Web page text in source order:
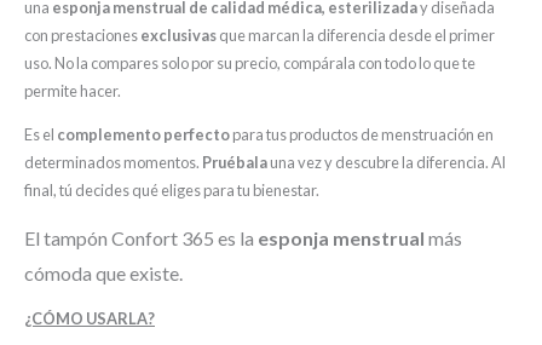
una esponja menstrual de calidad médica, esterilizaday diseñada
con prestacionesexclusivasque marcan la diferencia desde el primer
uso. No la compares solo por su precio, compárala con todo lo que te
permite hacer.
Es el complemento perfectopara tus productos de menstruación en
determinados momentos. Pruébalauna vez y descubre la diferencia. Al
final, tú decides qué eliges para tu bienestar.
El tampón Confort 365 es la esponja menstrual más
cómoda que existe.
¿CÓMO USARLA?